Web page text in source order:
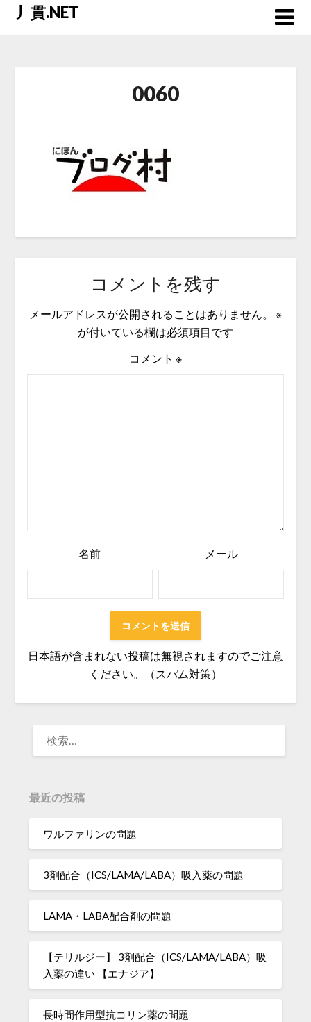
Skip丿貫.NET
0060
コメントを残す
メールアドレスが公開されることはありません。
※
が付いている欄は必須項目です
コメント ※
名前 メール
日本語が含まれない投稿は無視されますのでご注意
ください。（スパム対策）
最近の投稿
ワルファリンの問題
3剤配合（ICS/LAMA/LABA）吸入薬の問題
LAMA・LABA配合剤の問題
【テリルジー】 3剤配合（ICS/LAMA/LABA）吸
入薬の違い 【エナジア】
長時間作用型抗コリン薬の問題